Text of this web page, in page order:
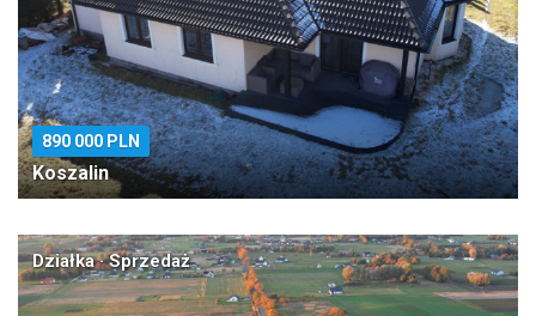
890 000 PLN
Koszalin
Działka · Sprzedaż